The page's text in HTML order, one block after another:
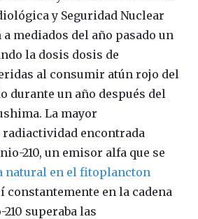
y Seguridad Nuclear
mediados del año pasado un
la dosis dosis de
al consumir atún rojo del
durante un año después del
La mayor
encontrada
210, un emisor alfa que se
natural en el fitoplancton
constantemente en la cadena
superaba las